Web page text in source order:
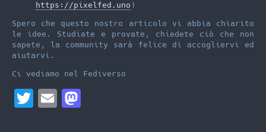
https://pixelfed.uno )
Spero che questo nostro articolo vi abbia chiarito
le idee. Studiate e provate, chiedete ciò che non
sapete, la community sarà felice di accogliervi ed
aiutarvi.
Ci vediamo nel Fediverso
T
E